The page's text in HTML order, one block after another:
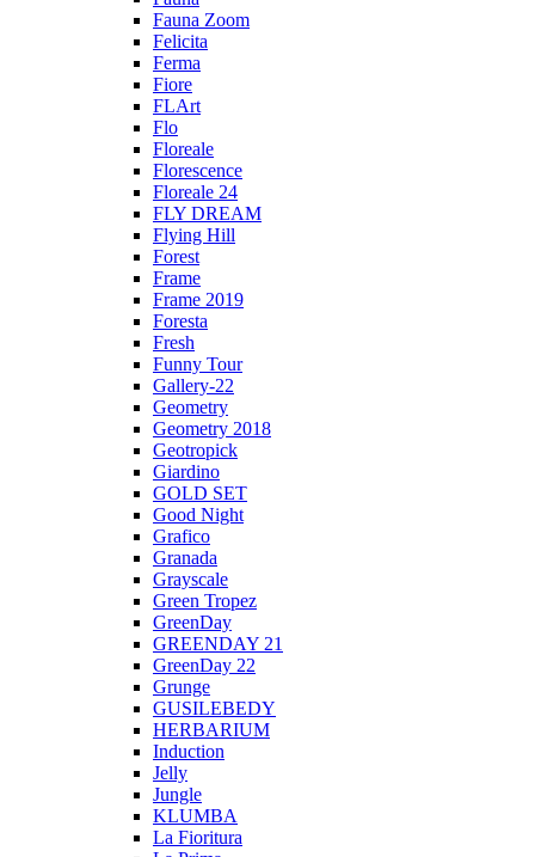
Fauna Zoom
Felicita
Ferma
Fiore
FLArt
Flo
Floreale
Florescence
Floreale 24
FLY DREAM
Flying Hill
Forest
Frame
Frame 2019
Foresta
Fresh
Funny Tour
Gallery-22
Geometry
Geometry 2018
Geotropick
Giardino
GOLD SET
Good Night
Grafico
Granada
Grayscale
Green Tropez
GreenDay
GREENDAY 21
GreenDay 22
Grunge
GUSILEBEDY
HERBARIUM
Induction
Jelly
Jungle
KLUMBA
La Fioritura